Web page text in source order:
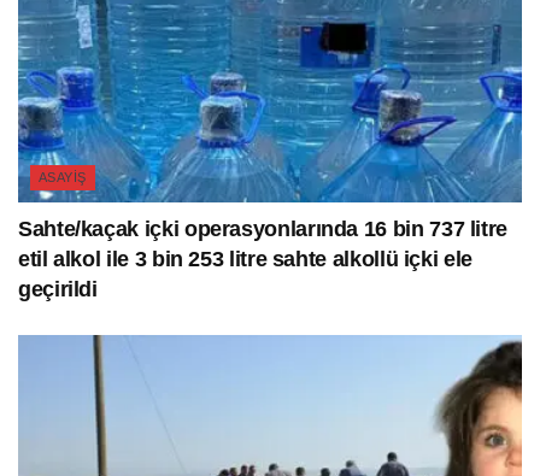
ASAYIŞ
Sahte/kaçak içki operasyonlarında 16 bin 737 litre
etil alkol ile 3 bin 253 litre sahte alkollü içki ele
geçirildi